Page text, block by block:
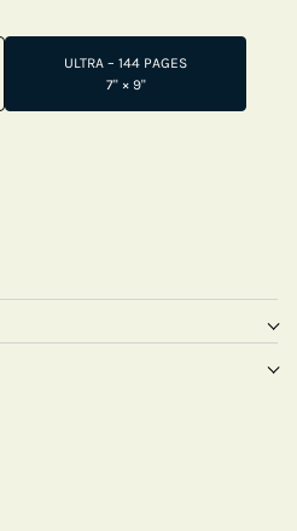
ULTRA – 144 PAGES
7" × 9"